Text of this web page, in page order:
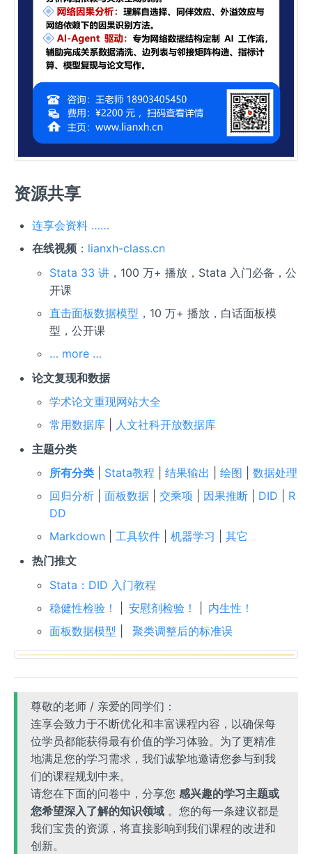
资源共享
连享会资料 ……
在线视频： lianxh-class.cn
Stata 33 讲 ，100 万+ 播放，Stata 入门必备，公
开课
直击面板数据模型 ，10 万+ 播放，白话面板模
型，公开课
… more …
论文复现和数据
学术论文重现网站大全
常用数据库
人文社科开放数据库
主题分类
所有分类
Stata教程 |结果输出 |绘图 |数据处理
回归分析 |面板数据 |交乘项 因果推断 DID
R
DD
Markdown |工具软件 |机器学习 |其它
热门推文
Stata：DID 入门教程
稳健性检验！
|安慰剂检验！
内生性！
面板数据模型 |聚类调整后的标准误
尊敬的老师 / 亲爱的同学们：
连享会致力于不断优化和丰富课程内容，以确保每
位学员都能获得最有价值的学习体验。为了更精准
地满足您的学习需求，我们诚挚地邀请您参与到我
们的课程规划中来。
请您在下面的问卷中，分享您感兴趣的学习主题或
您希望深入了解的知识领域 。您的每一条建议都是
我们宝贵的资源，将直接影响到我们课程的改进和
创新。